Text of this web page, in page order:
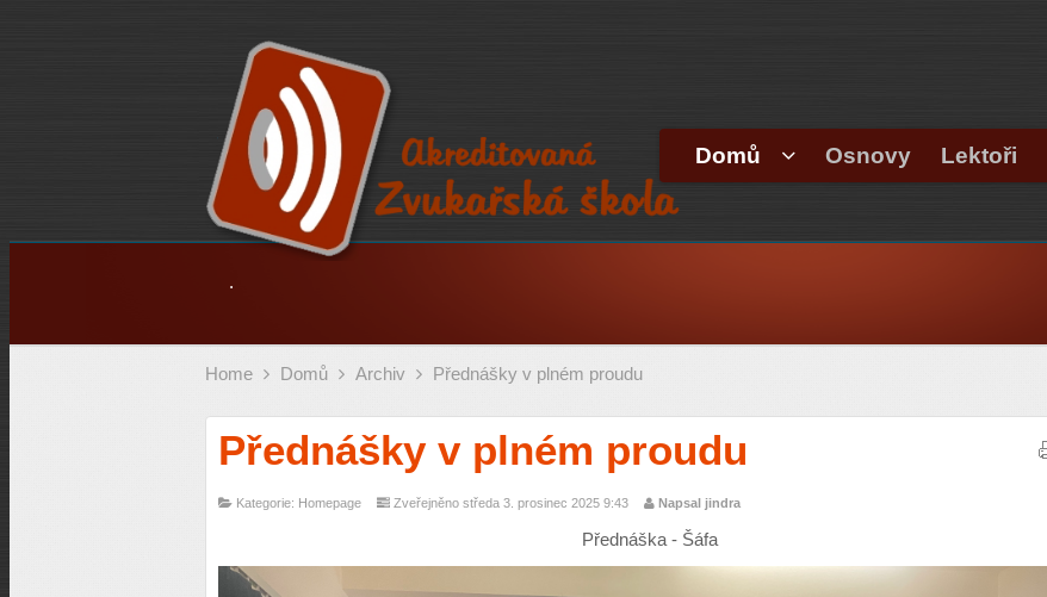
Domů Osnovy Lektoři
.
Home Domů Archiv Přednášky v plném proudu
Přednášky v plném proudu
Kategorie: Homepage Zveřejněno středa 3. prosinec 2025 9:43 Napsal jindra
Přednáška - Šáfa